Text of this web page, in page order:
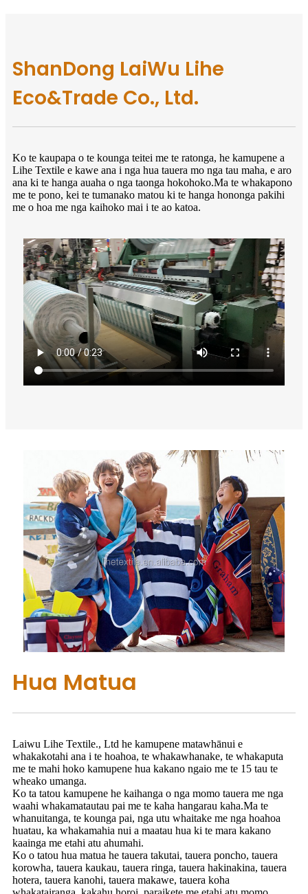
ShanDong LaiWu Lihe
Eco&Trade Co., Ltd.
Ko te kaupapa o te kounga teitei me te ratonga, he kamupene a
Lihe Textile e kawe ana i nga hua tauera mo nga tau maha, e aro
ana ki te hanga auaha o nga taonga hokohoko.Ma te whakapono
me te pono, kei te tumanako matou ki te hanga hononga pakihi
me o hoa me nga kaihoko mai i te ao katoa.
Hua Matua
Laiwu Lihe Textile., Ltd he kamupene matawhānui e
whakakotahi ana i te hoahoa, te whakawhanake, te whakaputa
me te mahi hoko kamupene hua kakano ngaio me te 15 tau te
wheako umanga.
Ko ta tatou kamupene he kaihanga o nga momo tauera me nga
waahi whakamatautau pai me te kaha hangarau kaha.Ma te
whanuitanga, te kounga pai, nga utu whaitake me nga hoahoa
huatau, ka whakamahia nui a maatau hua ki te mara kakano
kaainga me etahi atu ahumahi.
Ko o tatou hua matua he tauera takutai, tauera poncho, tauera
korowha, tauera kaukau, tauera ringa, tauera hakinakina, tauera
hotera, tauera kanohi, tauera makawe, tauera koha